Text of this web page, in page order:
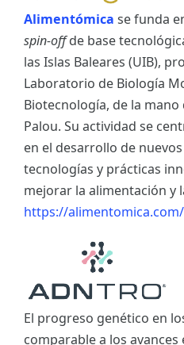
Alimentómica se funda
spin-offde base
las Islas Baleares (UIB),
Laboratorio de Biología
Biotecnología, de la
Palou. Su actividad se
en el desarrollo de
tecnologías y prácticas
mejorar la alimentación y
https://alimentomica.com/
El progreso genético en
comparable a los avances